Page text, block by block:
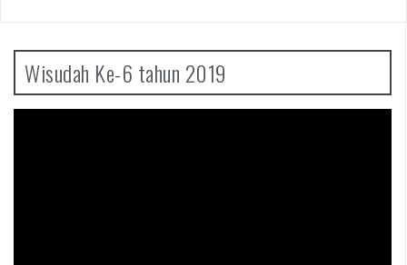
Wisudah Ke-6 tahun 2019